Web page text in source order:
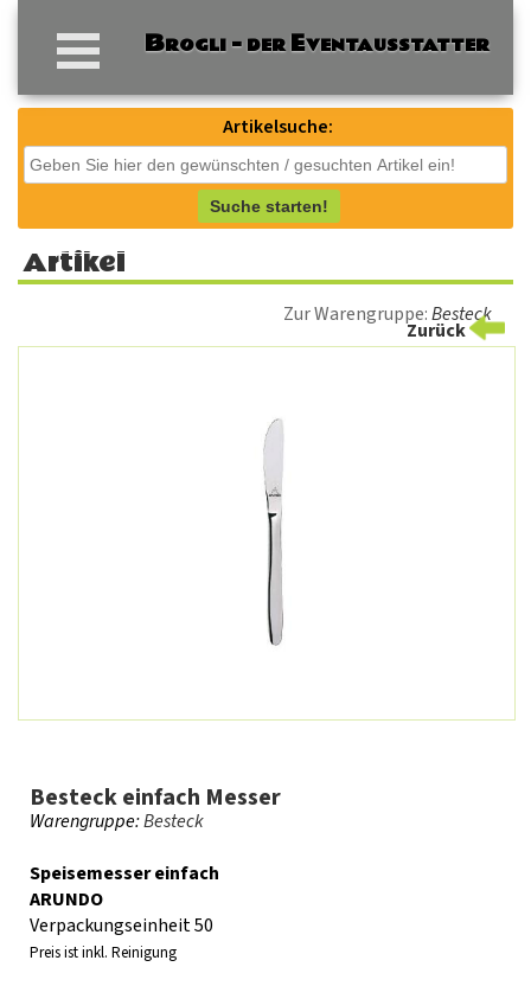
Artikelsuche:
Suche starten!
Artikel
Zur Warengruppe:Besteck
Zurück
Besteck einfach Messer
Warengruppe:Besteck
Speisemesser einfach
ARUNDO
Verpackungseinheit 50
Preis ist inkl. Reinigung